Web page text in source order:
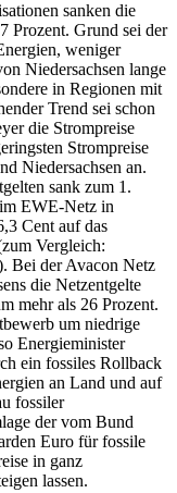
sanken die
Prozent. Grund sei der
weniger
Niedersachsen lange
in Regionen mit
Trend sei schon
die Strompreise
Strompreise
Niedersachsen an.
sank zum 1.
EWE-Netz in
Cent auf das
Vergleich:
Bei der Avacon Netz
die Netzentgelte
mehr als 26 Prozent.
um niedrige
Energieminister
ein fossiles Rollback
an Land und auf
fossiler
der vom Bund
Euro für fossile
in ganz
lassen.